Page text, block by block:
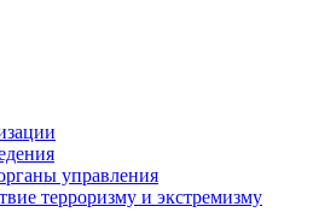
управления
терроризму и экстремизму